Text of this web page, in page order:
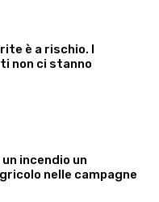
è a rischio. I
non ci stanno
incendio un
nelle campagne